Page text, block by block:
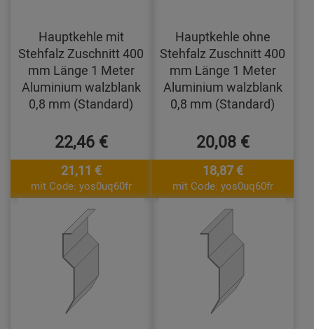
Hauptkehle mit
Stehfalz Zuschnitt 400
mm Länge 1 Meter
Aluminium walzblank
0,8 mm (Standard)
22,46 €
21,11 €
mit Code: yos0uq60fr
Hauptkehle ohne
Stehfalz Zuschnitt 400
mm Länge 1 Meter
Aluminium walzblank
0,8 mm (Standard)
20,08 €
18,87 €
mit Code: yos0uq60fr